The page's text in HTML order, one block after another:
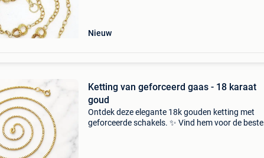
Nieuw
Ketting van geforceerd gaas - 18 karaat
goud
Ontdek deze elegante 18k gouden ketting met
geforceerde schakels. ✨ Vind hem voor de beste